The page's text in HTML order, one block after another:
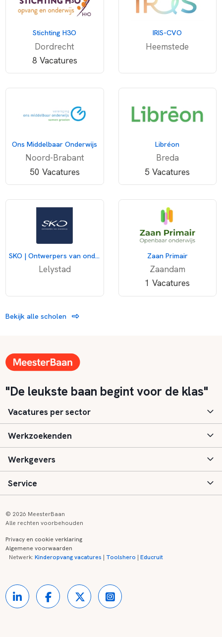
Stichting H3O
Dordrecht
8 Vacatures
IRIS-CVO
Heemstede
Ons Middelbaar Onderwijs
Noord-Brabant
50 Vacatures
Libréon
Breda
5 Vacatures
SKO | Ontwerpers van onderwijs
Lelystad
Zaan Primair
Zaandam
1 Vacatures
Bekijk alle scholen
"De leukste baan begint voor de klas"
Vacatures per sector
Basisonderwijs
Speciaal (basis) onderwijs
Voortgezet onderwijs
Kinderopvang
Werkzoekenden
Aanmelden
Vacatures
Zij-instroom informatie
Onderwijsregio's
Werkgevers
Inloggen
Registreren
Contact
Service
Onderwijs links
Partners
© 2026 MeesterBaan
Alle rechten voorbehouden
Privacy en cookie verklaring
Algemene voorwaarden
Netwerk:Kinderopvang vacatures | Toolshero |Educruit